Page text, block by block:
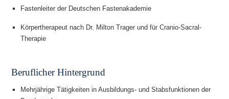
Fastenleiter der Deutschen Fastenakademie
Körpertherapeut nach Dr. Milton Trager und für Cranio-Sacral-
Therapie
Beruflicher Hintergrund
Mehrjährige Tätigkeiten in Ausbildungs- und Stabsfunktionen der